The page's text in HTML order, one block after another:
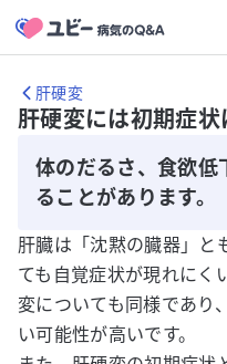
肝硬変
肝硬変には初期症状
体のだるさ、食欲低
ることがあります。
肝臓は「沈黙の臓器」と
ても自覚症状が現れにく
変についても同様であり
い可能性が高いです。